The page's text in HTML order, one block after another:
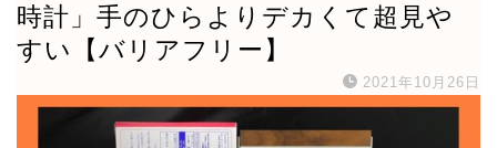
時計」手のひらよりデカくて超見や
すい【バリアフリー】
2021年10月26日